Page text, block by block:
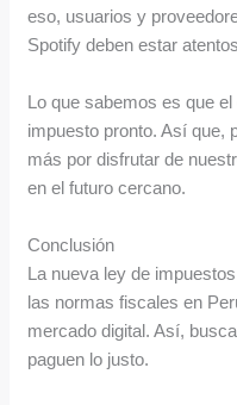
eso, usuarios y
Spotify deben estar
Lo que sabemos es que
impuesto pronto. Así que,
más por disfrutar de
en el futuro cercano.
Conclusión
La nueva ley de
las normas fiscales en
mercado digital. Así,
paguen lo justo.